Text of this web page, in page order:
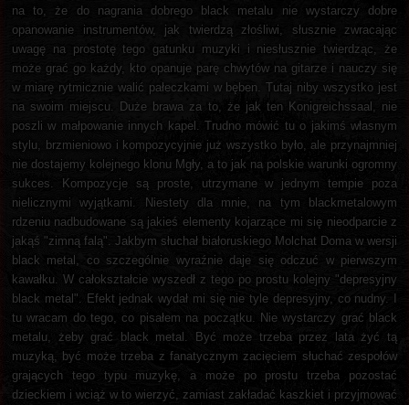
na to, że do nagrania dobrego black metalu nie wystarczy dobre
opanowanie instrumentów, jak twierdzą złośliwi, słusznie zwracając
uwagę na prostotę tego gatunku muzyki i niesłusznie twierdząc, że
może grać go każdy, kto opanuje parę chwytów na gitarze i nauczy się
w miarę rytmicznie walić pałeczkami w bęben. Tutaj niby wszystko jest
na swoim miejscu. Duże brawa za to, że jak ten Konigreichssaal, nie
poszli w małpowanie innych kapel. Trudno mówić tu o jakimś własnym
stylu, brzmieniowo i kompozycyjnie już wszystko było, ale przynajmniej
nie dostajemy kolejnego klonu Mgły, a to jak na polskie warunki ogromny
sukces. Kompozycje są proste, utrzymane w jednym tempie poza
nielicznymi wyjątkami. Niestety dla mnie, na tym blackmetalowym
rdzeniu nadbudowane są jakieś elementy kojarzące mi się nieodparcie z
jakąś "zimną falą". Jakbym słuchał białoruskiego Molchat Doma w wersji
black metal, co szczególnie wyraźnie daje się odczuć w pierwszym
kawałku. W całokształcie wyszedł z tego po prostu kolejny "depresyjny
black metal". Efekt jednak wydał mi się nie tyle depresyjny, co nudny. I
tu wracam do tego, co pisałem na początku. Nie wystarczy grać black
metalu, żeby grać black metal. Być może trzeba przez lata żyć tą
muzyką, być może trzeba z fanatycznym zacięciem słuchać zespołów
grających tego typu muzykę, a może po prostu trzeba pozostać
dzieckiem i wciąż w to wierzyć, zamiast zakładać kaszkiet i przyjmować